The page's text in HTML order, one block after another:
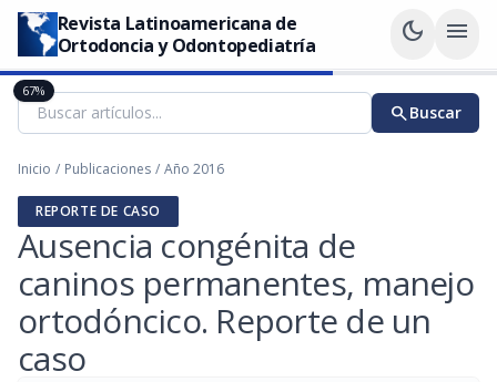
Revista Latinoamericana de
Ortodoncia y Odontopediatría
dark_mode menu
searchBuscar
Inicio / Publicaciones / Año 2016
REPORTE DE CASO
Ausencia congénita de
caninos permanentes, manejo
ortodóncico. Reporte de un
caso
67%